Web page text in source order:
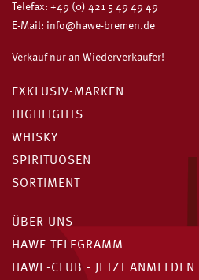
Telefax: +49 (0) 421 5 49 49 49
E-Mail: info@hawe-bremen.de
Verkauf nur an Wiederverkäufer!
EXKLUSIV-MARKEN
HIGHLIGHTS
WHISKY
SPIRITUOSEN
SORTIMENT
ÜBER UNS
HAWE-TELEGRAMM
HAWE-CLUB - JETZT ANMELDEN